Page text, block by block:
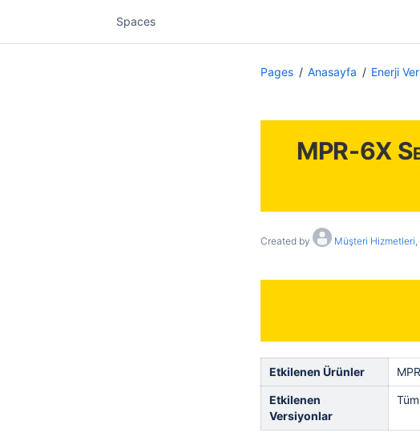
Spaces
Pages Anasayfa Enerji
MPR-6X
Created by Müşteri Hizmetleri
Etkilenen Ürünler
Etkilenen
Versiyonlar